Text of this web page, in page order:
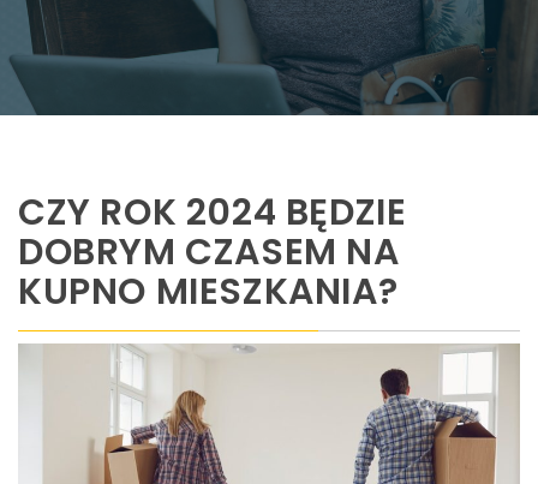
CZY ROK 2024 BĘDZIE
DOBRYM CZASEM NA
KUPNO MIESZKANIA?